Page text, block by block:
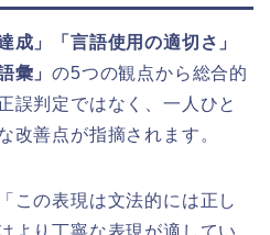
成」「言語使用の適切さ」
彙」の5つの観点から総合的
誤判定ではなく、一人ひと
改善点が指摘されます。
この表現は文法的には正し